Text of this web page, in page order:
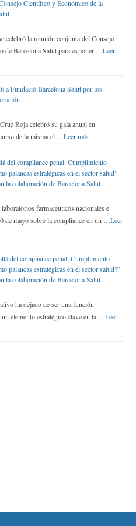
Científico y Económico de la
celebró la reunión conjunta del Consejo
de Barcelona Salut para exponer …Leer
a Fundació Barcelona Salut por los
Roja celebró su gala anual en
de la misma el …Leer más
del compliance penal: Cumplimiento
palancas estratégicas en el sector salud”.
la colaboración de Barcelona Salut
farmacéuticos nacionales e
de mayo sobre la compliance en un …Leer
del compliance penal: Cumplimiento
palancas estratégicas en el sector salud?”.
la colaboración de Barcelona Salut
ha dejado de ser una función
elemento estratégico clave en la …Leer